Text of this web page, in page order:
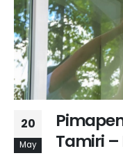
20
May
Tamiri –